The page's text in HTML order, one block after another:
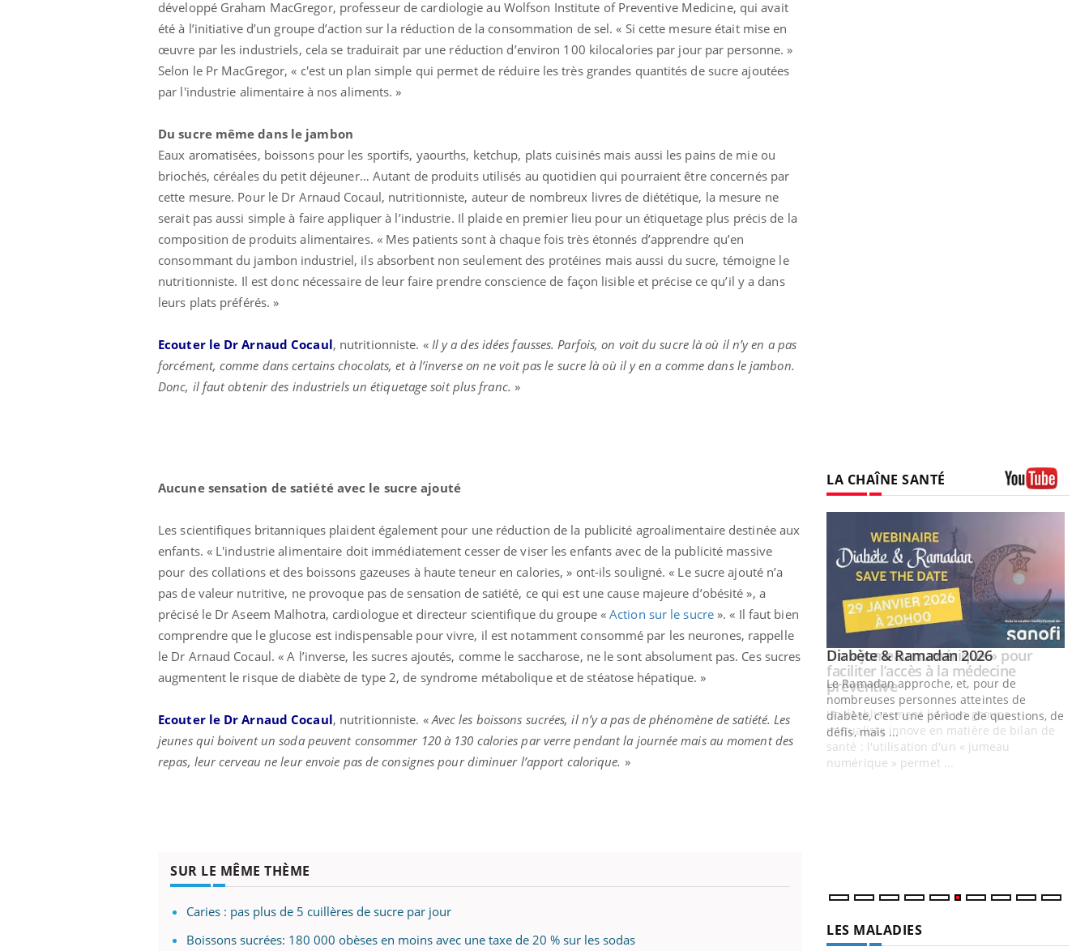
développé Graham MacGregor, professeur de cardiologie au Wolfson Institute of Preventive Medicine, qui avait
été à l’initiative d’un groupe d’action sur la réduction de la consommation de sel. « Si cette mesure était mise en
œuvre par les industriels, cela se traduirait par une réduction d’environ 100 kilocalories par jour par personne. »
Selon le Pr MacGregor, « c'est un plan simple qui permet de réduire les très grandes quantités de sucre ajoutées
par l'industrie alimentaire à nos aliments. »
Du sucre même dans le jambon
Eaux aromatisées, boissons pour les sportifs, yaourths, ketchup, plats cuisinés mais aussi les pains de mie ou
briochés, céréales du petit déjeuner… Autant de produits utilisés au quotidien qui pourraient être concernés par
cette mesure. Pour le Dr Arnaud Cocaul, nutritionniste, auteur de nombreux livres de diététique, la mesure ne
serait pas aussi simple à faire appliquer à l’industrie. Il plaide en premier lieu pour un étiquetage plus précis de la
composition de produits alimentaires. « Mes patients sont à chaque fois très étonnés d’apprendre qu’en
consommant du jambon industriel, ils absorbent non seulement des protéines mais aussi du sucre, témoigne le
nutritionniste. Il est donc nécessaire de leur faire prendre conscience de façon lisible et précise ce qu’il y a dans
leurs plats préférés. »
Ecouter le Dr Arnaud Cocaul, nutritionniste. « Il y a des idées fausses. Parfois, on voit du sucre là où il n’y en a pas
forcément, comme dans certains chocolats, et à l’inverse on ne voit pas le sucre là où il y en a comme dans le jambon.
Donc, il faut obtenir des industriels un étiquetage soit plus franc. »
Aucune sensation de satiété avec le sucre ajouté
Les scientifiques britanniques plaident également pour une réduction de la publicité agroalimentaire destinée aux
enfants. « L'industrie alimentaire doit immédiatement cesser de viser les enfants avec de la publicité massive
pour des collations et des boissons gazeuses à haute teneur en calories, » ont-ils souligné. « Le sucre ajouté n’a
pas de valeur nutritive, ne provoque pas de sensation de satiété, ce qui est une cause majeure d’obésité », a
précisé le Dr Aseem Malhotra, cardiologue et directeur scientifique du groupe «Action sur le sucre». « Il faut bien
comprendre que le glucose est indispensable pour vivre, il est notamment consommé par les neurones, rappelle
le Dr Arnaud Cocaul. « A l’inverse, les sucres ajoutés, comme le saccharose, ne le sont absolument pas. Ces sucres
augmentent le risque de diabète de type 2, de syndrome métabolique et de stéatose hépatique. »
Ecouter le Dr Arnaud Cocaul, nutritionniste. « Avec les boissons sucrées, il n’y a pas de phénomène de satiété. Les
jeunes qui boivent un soda peuvent consommer 120 à 130 calories par verre pendant la journée mais au moment des
repas, leur cerveau ne leur envoie pas de consignes pour diminuer l’apport calorique. »
SUR LE MÊME THÈME
Caries : pas plus de 5 cuillères de sucre par jour
Boissons sucrées: 180 000 obèses en moins avec une taxe de 20 % sur les sodas
LA CHAÎNE SANTÉ
Insuline & Charge mentale : et si on
osait en parler??Youtube
reste entourée d'idées reçues chez les
Youtube
Eczéma Chronique des Mains : se
préparer pour l’été ! Youtube
rythme de vie ! Vacances, plage, piscine,
sont ...
Youtube
Diabète & Ramadan 2026Youtube
Le Ramadan approche, et, pour de
diabète, c'est une période de questions, de
défis, mais ...
Youtube
Un « jumeau numérique » pour
faciliter l’accès à la médecine
préventiveYoutube
Un établissement lié à un groupe
mutualiste innove en matière de bilan de
santé : l'utilisation d'un « jumeau
numérique » permet ...
LES MALADIES